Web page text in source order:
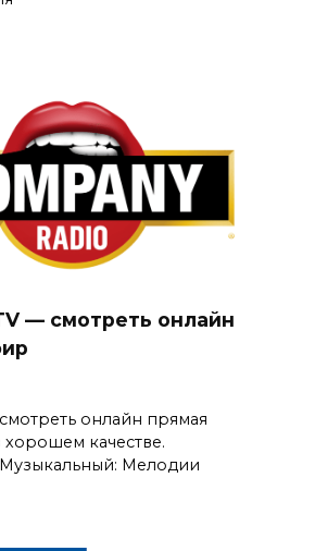
— смотреть онлайн
онлайн прямая
хорошем качестве.
Мелодии